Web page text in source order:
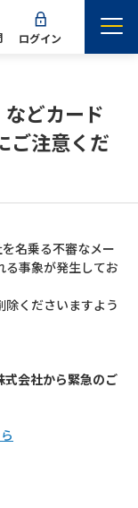
ログイン
などカード
ご注意くだ
名乗る不審なメー
る事象が発生してお
くださいますよう
式会社から緊急のご